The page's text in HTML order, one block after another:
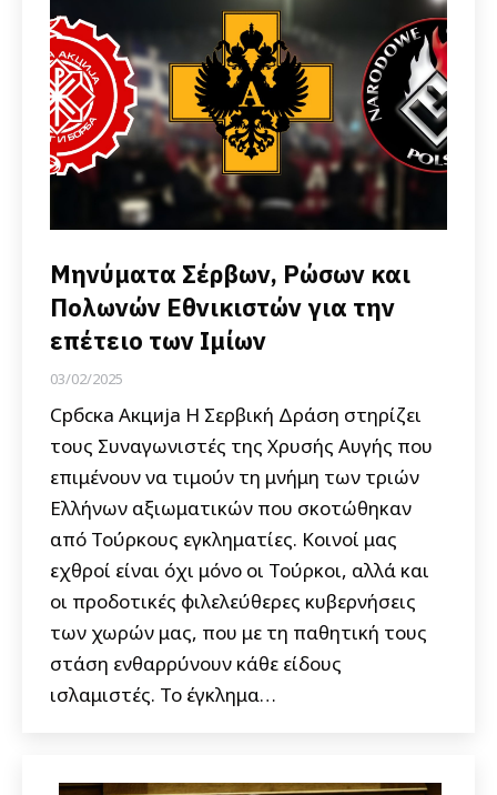
Μηνύματα Σέρβων, Ρώσων και
Πολωνών Εθνικιστών για την
επέτειο των Ιμίων
03/02/2025
Србска Акција Η Σερβική Δράση στηρίζει
τους Συναγωνιστές της Χρυσής Αυγής που
επιμένουν να τιμούν τη μνήμη των τριών
Ελλήνων αξιωματικών που σκοτώθηκαν
από Τούρκους εγκληματίες. Κοινοί μας
εχθροί είναι όχι μόνο οι Τούρκοι, αλλά και
οι προδοτικές φιλελεύθερες κυβερνήσεις
των χωρών μας, που με τη παθητική τους
στάση ενθαρρύνουν κάθε είδους
ισλαμιστές. Το έγκλημα…